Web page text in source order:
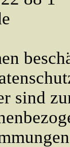
sind